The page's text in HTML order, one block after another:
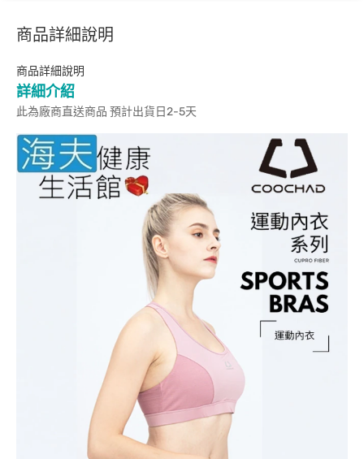
商品詳細說明
商品詳細說明
詳細介紹
此為廠商直送商品 預計出貨日2-5天